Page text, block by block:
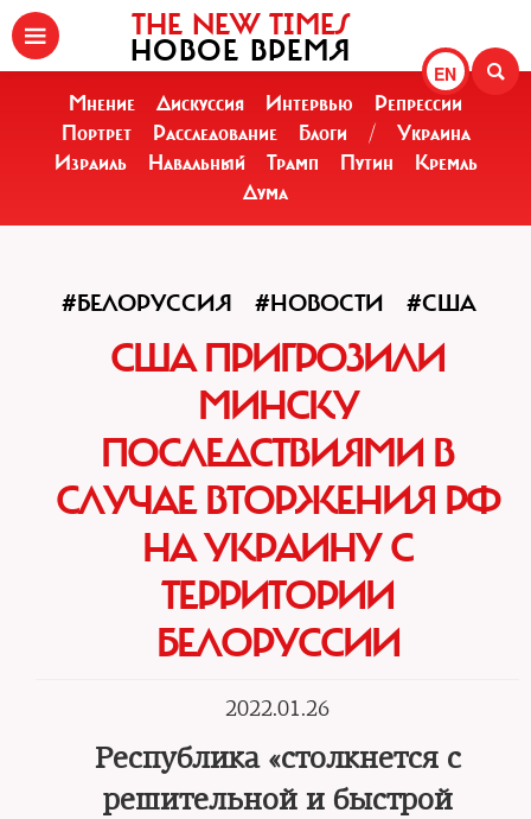
EN
THE NEW TIMES
НОВОЕ ВРЕМЯ
Мнение Дискуссия Интервью
Репрессии
Портрет
Расследование Блоги /
Украина
Израиль
Навальный Трамп Путин
Кремль
Дума
#БЕЛОРУССИЯ #НОВОСТИ #США
США ПРИГРОЗИЛИ
МИНСКУ
ПОСЛЕДСТВИЯМИ В
СЛУЧАЕ ВТОРЖЕНИЯ РФ
НА УКРАИНУ С
ТЕРРИТОРИИ
БЕЛОРУССИИ
2022.01.26
Республика «столкнется с
решительной и быстрой